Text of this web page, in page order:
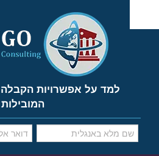
content
המובילות